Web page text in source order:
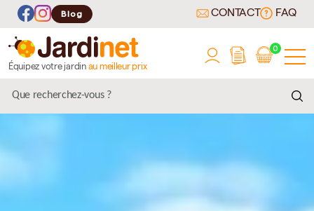
Blog CONTACT FAQ
Équipez votre jardin au meilleur prix
0